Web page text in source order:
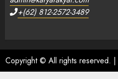
+(62) 812-2572-3489
Copyright © All rights reserved. |